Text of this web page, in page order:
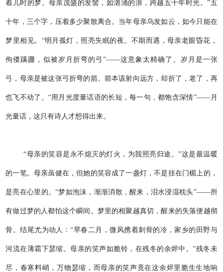
着儿时的梦。母亲茂盛的发髻，如汹涌的浪，跨越五十年时光。”五
十年，三个字，压着多少聚散离合。当年母亲乌发如云，如今只能在
梦里相见。“明月孤灯，照亮失眠的夜。不期而遇，母亲老眼昏花，
佝偻蹒跚，似被岁月折弯的弓”——这意象太精确了。岁月是一张
弓，母亲是被这张弓折弯的箭。箭本该射向远方，却折了，老了，再
也飞不动了。“用月光度量话语的长短，每一句，都饱含深情”——月
光量话，这只有诗人才想得出来。
“母亲的笑容是永不熄灭的灯火，为我照亮归途。”这是最温暖
的一笔。母亲虽健在，但她的笑容成了一盏灯，不是挂在门楣上的，
是亮在心里的。“梦如泡沫，渐渐消散，醒来，泪水浸湿枕头”——所
有做过梦的人都怕这个瞬间。梦里的相聚越真切，醒来的失落便越彻
骨。结尾尤为动人：“早春二月，微风携着刺骨的冷，家乡的田野与
河流在薄霜下瑟缩。母亲的笑声如脆铃，在残冬的余烬中。”残冬未
尽，春寒料峭，万物瑟缩，而母亲的笑声竟在这余烬里脆生生地响